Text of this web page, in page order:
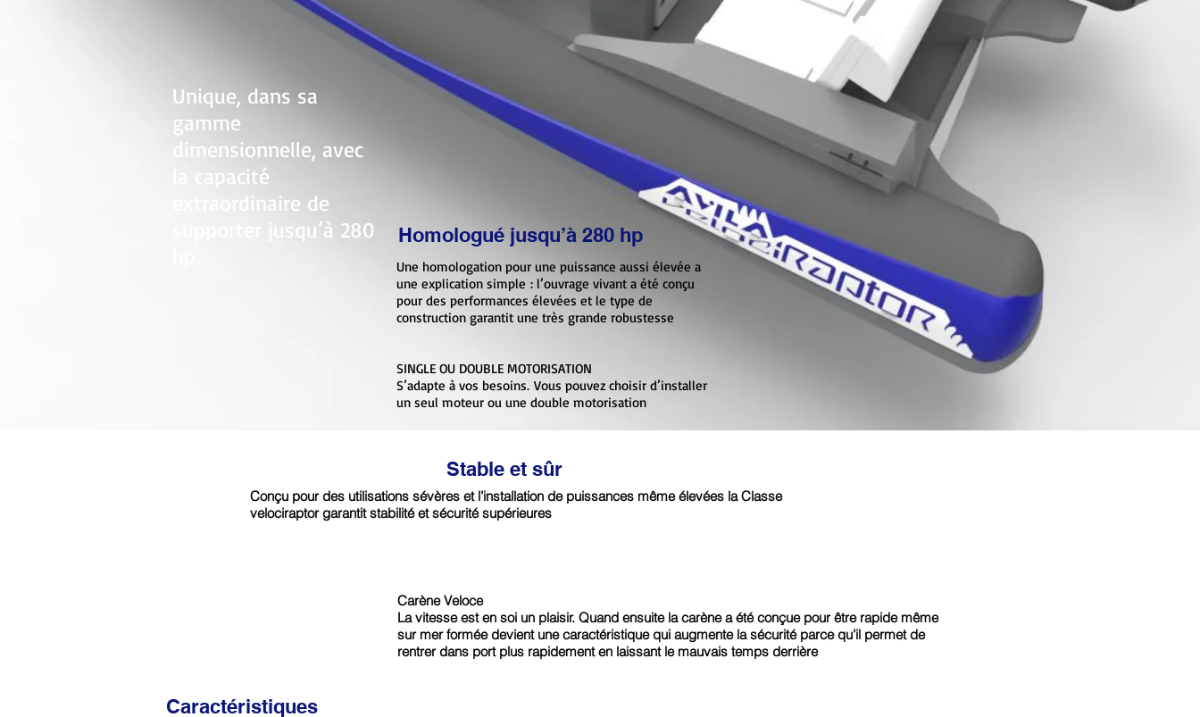
Unique, dans sa
gamme
dimensionnelle, avec
la capacité
extraordinaire de
supporter jusqu’à 280
Homologué jusqu’à 280 hp
Une homologation pour une puissance aussi élevée a
une explication simple : l’ouvrage vivant a été conçu
pour des performances élevées et le type de
construction garantit une très grande robustesse
SINGLE OU DOUBLE MOTORISATION
S’adapte à vos besoins. Vous pouvez choisir d’installer
un seul moteur ou une double motorisation
Conçu pour des utilisations sévères et l’installation de puissances même élevées la Classe
velociraptor garantit stabilité et sécurité supérieures
Stable et sûr
Carène Veloce
La vitesse est en soi un plaisir. Quand ensuite la carène a été conçue pour être rapide même
sur mer formée devient une caractéristique qui augmente la sécurité parce qu’il permet de
rentrer dans port plus rapidement en laissant le mauvais temps derrière
Caractéristiques